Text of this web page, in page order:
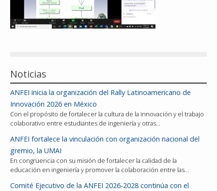
Afiliación
Noticias
ANFEI inicia la organización del Rally Latinoamericano de
Innovación 2026 en México
Con el propósito de fortalecer la cultura de la innovación y el trabajo
colaborativo entre estudiantes de ingeniería y otras…
ANFEI fortalece la vinculación con organización nacional del
gremio, la UMAI
En congruencia con su misión de fortalecer la calidad de la
educación en ingeniería y promover la colaboración entre las…
Comité Ejecutivo de la ANFEI 2026-2028 continúa con el